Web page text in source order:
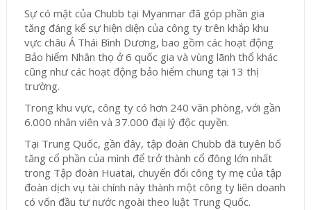
Sự có mặt của Chubb tại Myanmar đã góp phần gia
tăng đáng kể sự hiện diện của công ty trên khắp khu
vực châu Á Thái Bình Dương, bao gồm các hoạt động
Bảo hiểm Nhân thọ ở 6 quốc gia và vùng lãnh thổ khác
cũng như các hoạt động bảo hiểm chung tại 13 thị
trường.
Trong khu vực, công ty có hơn 240 văn phòng, với gần
6.000 nhân viên và 37.000 đại lý độc quyền.
Tại Trung Quốc, gần đây, tập đoàn Chubb đã tuyên bố
tăng cổ phần của mình để trở thành cổ đông lớn nhất
trong Tập đoàn Huatai, chuyển đổi công ty mẹ của tập
đoàn dịch vụ tài chính này thành một công ty liên doanh
có vốn đầu tư nước ngoài theo luật Trung Quốc.